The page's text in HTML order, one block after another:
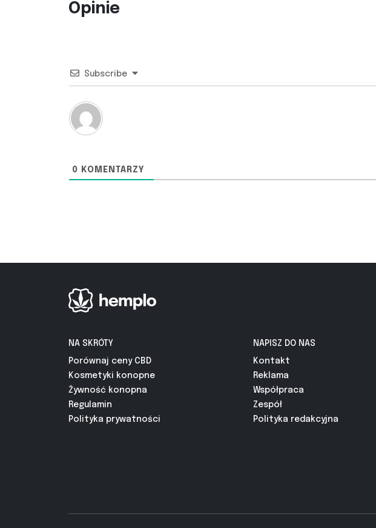
Opinie
Subscribe
0 KOMENTARZY
NA SKRÓTY
Porównaj ceny CBD
Kosmetyki konopne
Żywność konopna
Regulamin
Polityka prywatności
NAPISZ DO NAS
Kontakt
Reklama
Współpraca
Zespół
Polityka redakcyjna